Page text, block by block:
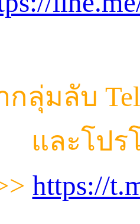
กลุ่มลับ
และโป
https://